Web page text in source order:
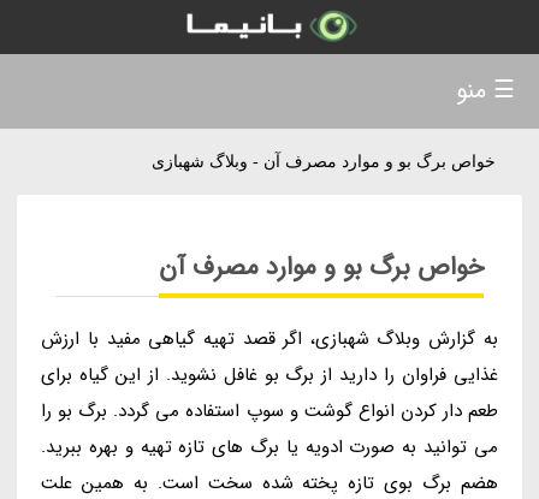
خواص برگ بو و موارد مصرف آن - وبلاگ شهبازی
خواص برگ بو و موارد مصرف آن
به گزارش وبلاگ شهبازی، اگر قصد تهیه گیاهی مفید با ارزش
غذایی فراوان را دارید از برگ بو غافل نشوید. از این گیاه برای
طعم دار کردن انواع گوشت و سوپ استفاده می گردد. برگ بو را
می توانید به صورت ادویه یا برگ های تازه تهیه و بهره ببرید.
هضم برگ بوی تازه پخته شده سخت است. به همین علت
☰ منو